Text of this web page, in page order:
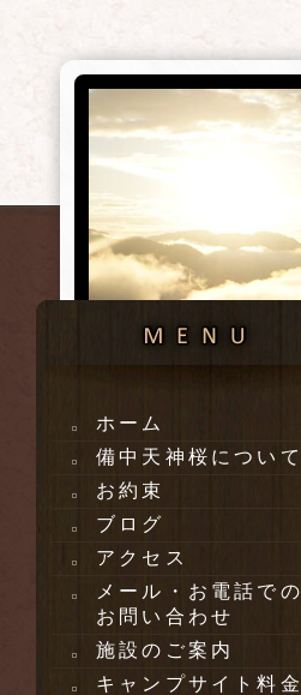
ホーム
備中天神桜について
お約束
ブログ
アクセス
メール・お電話での
お問い合わせ
施設のご案内
キャンプサイト料金